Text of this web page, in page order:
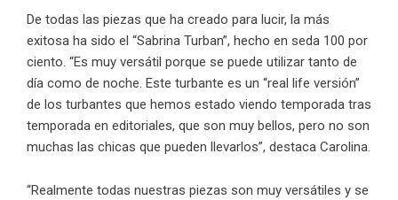
De todas las piezas que ha creado para lucir, la más
exitosa ha sido el “Sabrina Turban”, hecho en seda 100 por
ciento. “Es muy versátil porque se puede utilizar tanto de
día como de noche. Este turbante es un “real life versión”
de los turbantes que hemos estado viendo temporada tras
temporada en editoriales, que son muy bellos, pero no son
muchas las chicas que pueden llevarlos”, destaca Carolina.
“Realmente todas nuestras piezas son muy versátiles y se